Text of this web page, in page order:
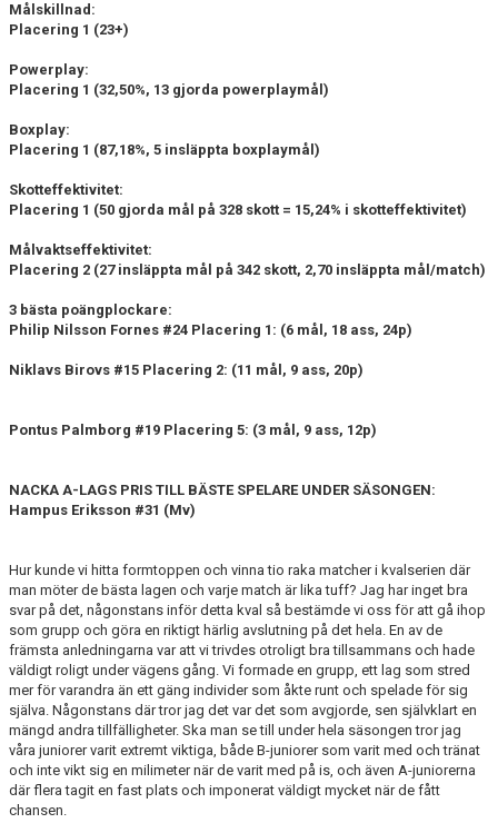
Målskillnad:
Placering 1 (23+)
Powerplay:
Placering 1 (32,50%, 13 gjorda powerplaymål)
Boxplay:
Placering 1 (87,18%, 5 insläppta boxplaymål)
Skotteffektivitet:
Placering 1 (50 gjorda mål på 328 skott = 15,24% i skotteffektivitet)
Målvaktseffektivitet:
Placering 2 (27 insläppta mål på 342 skott, 2,70 insläppta mål/match)
3 bästa poängplockare:
Philip Nilsson Fornes #24 Placering 1: (6 mål, 18 ass, 24p)
Niklavs Birovs #15 Placering 2: (11 mål, 9 ass, 20p)
Pontus Palmborg #19 Placering 5: (3 mål, 9 ass, 12p)
NACKA A-LAGS PRIS TILL BÄSTE SPELARE UNDER SÄSONGEN:
Hampus Eriksson #31 (Mv)
Hur kunde vi hitta formtoppen och vinna tio raka matcher i kvalserien där
man möter de bästa lagen och varje match är lika tuff? Jag har inget bra
svar på det, någonstans inför detta kval så bestämde vi oss för att gå ihop
som grupp och göra en riktigt härlig avslutning på det hela. En av de
främsta anledningarna var att vi trivdes otroligt bra tillsammans och hade
väldigt roligt under vägens gång. Vi formade en grupp, ett lag som stred
mer för varandra än ett gäng individer som åkte runt och spelade för sig
själva. Någonstans där tror jag det var det som avgjorde, sen självklart en
mängd andra tillfälligheter. Ska man se till under hela säsongen tror jag
våra juniorer varit extremt viktiga, både B-juniorer som varit med och tränat
och inte vikt sig en milimeter när de varit med på is, och även A-juniorerna
där flera tagit en fast plats och imponerat väldigt mycket när de fått
chansen.